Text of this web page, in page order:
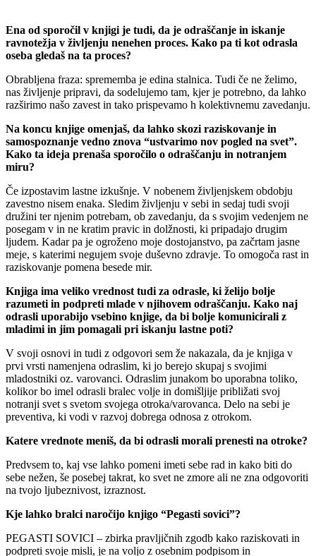
Ena od sporočil v knjigi je tudi, da je odraščanje in iskanje
ravnotežja v življenju nenehen proces. Kako pa ti kot odrasla
oseba gledaš na ta proces?
Obrabljena fraza: sprememba je edina stalnica. Tudi če ne želimo,
nas življenje pripravi, da sodelujemo tam, kjer je potrebno, da lahko
razširimo našo zavest in tako prispevamo h kolektivnemu zavedanju.
Na koncu knjige omenjaš, da lahko skozi raziskovanje in
samospoznanje vedno znova “ustvarimo nov pogled na svet”.
Kako ta ideja prenaša sporočilo o odraščanju in notranjem
miru?
Če izpostavim lastne izkušnje. V nobenem življenjskem obdobju
zavestno nisem enaka. Sledim življenju v sebi in sedaj tudi svoji
družini ter njenim potrebam, ob zavedanju, da s svojim vedenjem ne
posegam v in ne kratim pravic in dolžnosti, ki pripadajo drugim
ljudem. Kadar pa je ogroženo moje dostojanstvo, pa začrtam jasne
meje, s katerimi negujem svoje duševno zdravje. To omogoča rast in
raziskovanje pomena besede mir.
Knjiga ima veliko vrednost tudi za odrasle, ki želijo bolje
razumeti in podpreti mlade v njihovem odraščanju. Kako naj
odrasli uporabijo vsebino knjige, da bi bolje komunicirali z
mladimi in jim pomagali pri iskanju lastne poti?
V svoji osnovi in tudi z odgovori sem že nakazala, da je knjiga v
prvi vrsti namenjena odraslim, ki jo berejo skupaj s svojimi
mladostniki oz. varovanci. Odraslim junakom bo uporabna toliko,
kolikor bo imel odrasli bralec volje in domišljije približati svoj
notranji svet s svetom svojega otroka/varovanca. Delo na sebi je
preventiva, ki vodi v razvoj dobrega odnosa z otrokom.
Katere vrednote meniš, da bi odrasli morali prenesti na otroke?
Predvsem to, kaj vse lahko pomeni imeti sebe rad in kako biti do
sebe nežen, še posebej takrat, ko svet ne zmore ali ne zna odgovoriti
na tvojo ljubeznivost, izraznost.
Kje lahko bralci naročijo knjigo “Pegasti sovici”?
PEGASTI SOVICI – zbirka pravljičnih zgodb kako raziskovati in
podpreti svoje misli, je na voljo z osebnim podpisom in